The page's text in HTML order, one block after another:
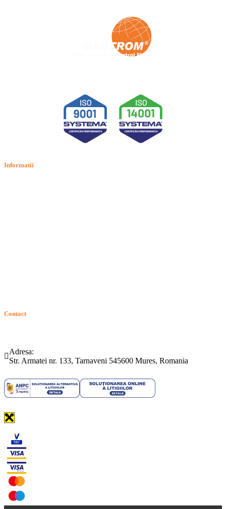
Informatii
Contact
Adresa:
Str. Armatei nr. 133, Tarnaveni 545600 Mures, Romania